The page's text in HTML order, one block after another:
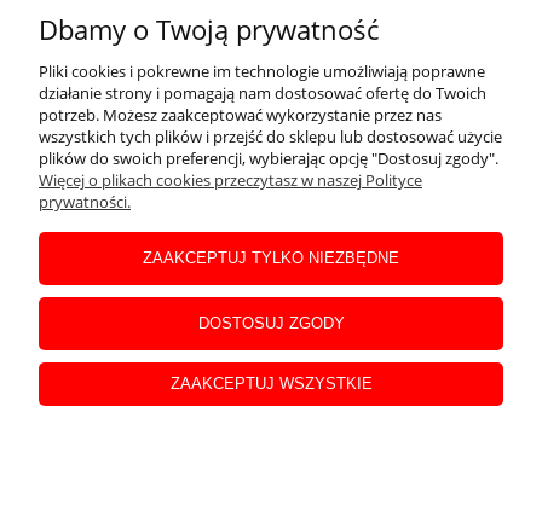
Tarcza gąbka polerska BC gwint M14 czerwona 80mm
Dbamy o Twoją prywatność
Pliki cookies i pokrewne im technologie umożliwiają poprawne
działanie strony i pomagają nam dostosować ofertę do Twoich
potrzeb. Możesz zaakceptować wykorzystanie przez nas
wszystkich tych plików i przejść do sklepu lub dostosować użycie
plików do swoich preferencji, wybierając opcję "Dostosuj zgody".
Więcej o plikach cookies przeczytasz w naszej Polityce
prywatności.
ZAAKCEPTUJ TYLKO NIEZBĘDNE
DOSTOSUJ ZGODY
ZAAKCEPTUJ WSZYSTKIE